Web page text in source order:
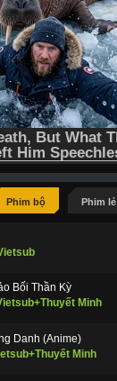
Phim bộ Phim lẻ
Bối Thần Kỳ
Minh
Danh (Anime)
Minh